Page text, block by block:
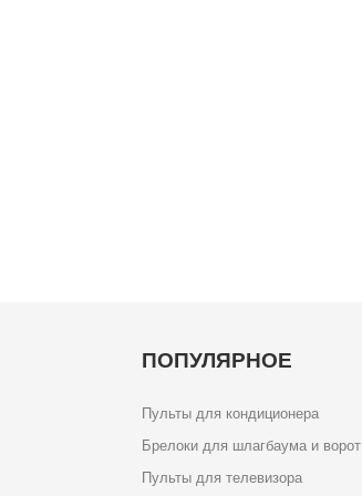
ПОПУЛЯРНОЕ
Пульты для кондиционера
Брелоки для шлагбаума и ворот
Пульты для телевизора